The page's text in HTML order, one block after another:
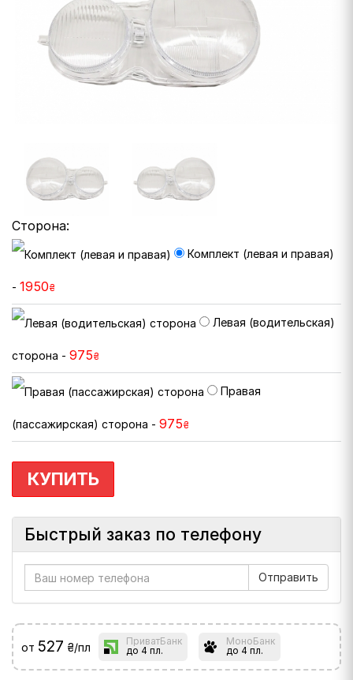
Сторона:
Комплект (левая и правая)
- 1950₴
Левая (водительская)
сторона - 975₴
Правая
(пассажирская) сторона - 975₴
КУПИТЬ
Быстрый заказ по телефону
от 527 ₴/пл
ПриватБанк
до 4 пл.
МоноБанк
до 4 пл.